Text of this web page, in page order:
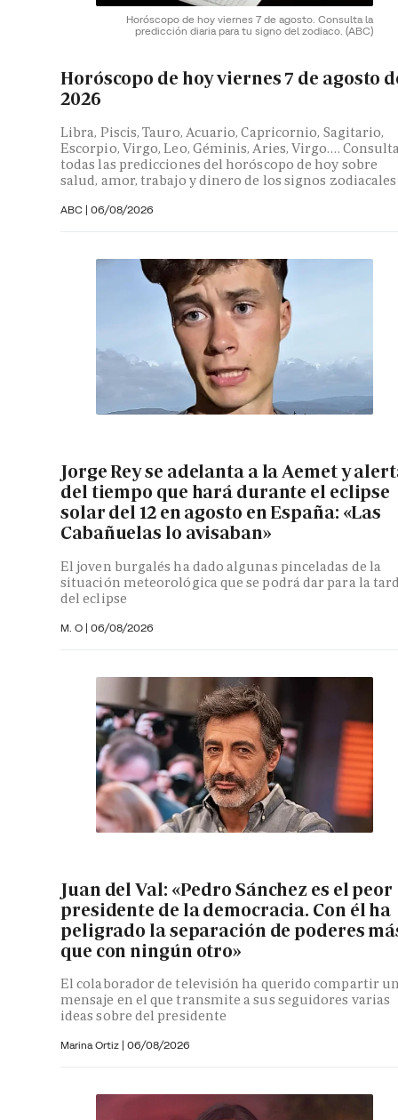
Horóscopo de hoy viernes 7 de agosto. Consulta la
predicción diaria para tu signo del zodiaco. (ABC)
Horóscopo de hoy viernes 7 de agosto
2026
Libra, Piscis, Tauro, Acuario, Capricornio, Sagitario,
Escorpio, Virgo, Leo, Géminis, Aries, Virgo….
todas las predicciones del horóscopo de hoy sobre
salud, amor, trabajo y dinero de los signos zodiacales
ABC | 06/08/2026
Jorge Rey se adelanta a la Aemet y
del tiempo que hará durante el eclipse
solar del 12 en agosto en España: «Las
Cabañuelas lo avisaban»
El joven burgalés ha dado algunas pinceladas de la
situación meteorológica que se podrá dar para la
del eclipse
M. O | 06/08/2026
Juan del Val: «Pedro Sánchez es el peor
presidente de la democracia. Con él ha
peligrado la separación de poderes
que con ningún otro»
El colaborador de televisión ha querido compartir
mensaje en el que transmite a sus seguidores varias
ideas sobre del presidente
Marina Ortiz | 06/08/2026